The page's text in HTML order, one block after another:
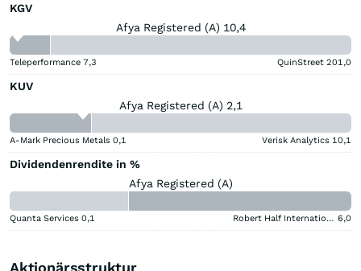
KGV
Afya Registered (A) 10,4
Teleperformance 7,3 QuinStreet 201,0
KUV
Afya Registered (A) 2,1
A-Mark Precious Metals 0,1 Verisk Analytics 10,1
Dividendenrendite in %
Afya Registered (A)
Quanta Services 0,1 Robert Half International 6,0
Aktionärsstruktur